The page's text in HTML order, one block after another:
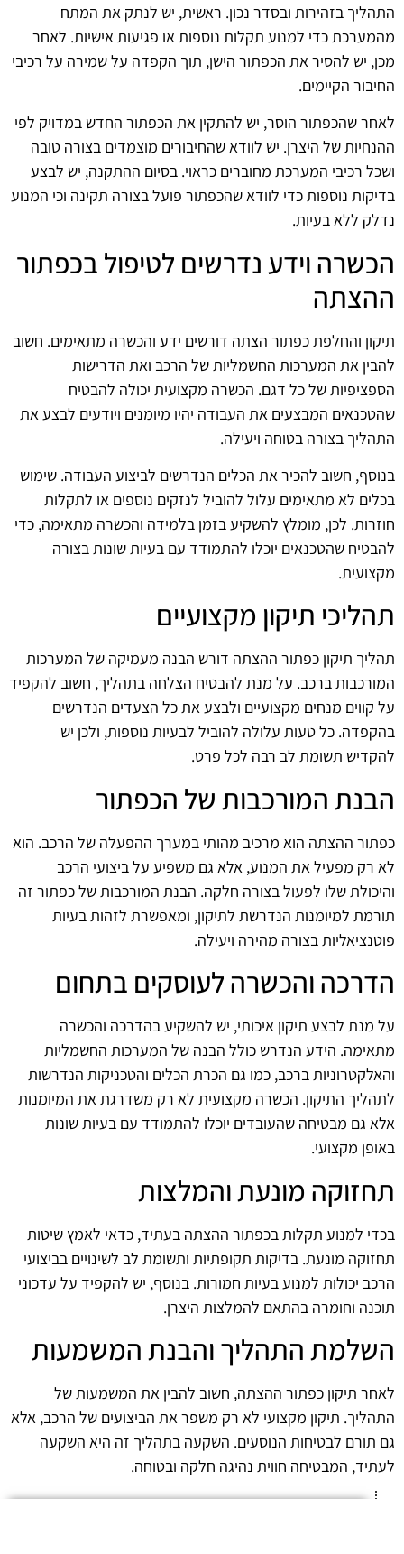
התהליך בזהירות ובסדר נכון. ראשית, יש לנתק את המתח
מהמערכת כדי למנוע תקלות נוספות או פגיעות אישיות. לאחר
מכן, יש להסיר את הכפתור הישן, תוך הקפדה על שמירה על רכיבי
החיבור הקיימים.
לאחר שהכפתור הוסר, יש להתקין את הכפתור החדש במדויק לפי
ההנחיות של היצרן. יש לוודא שהחיבורים מוצמדים בצורה טובה
ושכל רכיבי המערכת מחוברים כראוי. בסיום ההתקנה, יש לבצע
בדיקות נוספות כדי לוודא שהכפתור פועל בצורה תקינה וכי המנוע
נדלק ללא בעיות.
הכשרה וידע נדרשים לטיפול בכפתור
ההצתה
תיקון והחלפת כפתור הצתה דורשים ידע והכשרה מתאימים. חשוב
להבין את המערכות החשמליות של הרכב ואת הדרישות
הספציפיות של כל דגם. הכשרה מקצועית יכולה להבטיח
שהטכנאים המבצעים את העבודה יהיו מיומנים ויודעים לבצע את
התהליך בצורה בטוחה ויעילה.
בנוסף, חשוב להכיר את הכלים הנדרשים לביצוע העבודה. שימוש
בכלים לא מתאימים עלול להוביל לנזקים נוספים או לתקלות
חוזרות. לכן, מומלץ להשקיע בזמן בלמידה והכשרה מתאימה, כדי
להבטיח שהטכנאים יוכלו להתמודד עם בעיות שונות בצורה
מקצועית.
תהליכי תיקון מקצועיים
תהליך תיקון כפתור ההצתה דורש הבנה מעמיקה של המערכות
המורכבות ברכב. על מנת להבטיח הצלחה בתהליך, חשוב להקפיד
על קווים מנחים מקצועיים ולבצע את כל הצעדים הנדרשים
בהקפדה. כל טעות עלולה להוביל לבעיות נוספות, ולכן יש
להקדיש תשומת לב רבה לכל פרט.
הבנת המורכבות של הכפתור
כפתור ההצתה הוא מרכיב מהותי במערך ההפעלה של הרכב. הוא
לא רק מפעיל את המנוע, אלא גם משפיע על ביצועי הרכב
והיכולת שלו לפעול בצורה חלקה. הבנת המורכבות של כפתור זה
תורמת למיומנות הנדרשת לתיקון, ומאפשרת לזהות בעיות
פוטנציאליות בצורה מהירה ויעילה.
הדרכה והכשרה לעוסקים בתחום
על מנת לבצע תיקון איכותי, יש להשקיע בהדרכה והכשרה
מתאימה. הידע הנדרש כולל הבנה של המערכות החשמליות
והאלקטרוניות ברכב, כמו גם הכרת הכלים והטכניקות הנדרשות
לתהליך התיקון. הכשרה מקצועית לא רק משדרגת את המיומנות
אלא גם מבטיחה שהעובדים יוכלו להתמודד עם בעיות שונות
באופן מקצועי.
תחזוקה מונעת והמלצות
בכדי למנוע תקלות בכפתור ההצתה בעתיד, כדאי לאמץ שיטות
תחזוקה מונעת. בדיקות תקופתיות ותשומת לב לשינויים בביצועי
הרכב יכולות למנוע בעיות חמורות. בנוסף, יש להקפיד על עדכוני
תוכנה וחומרה בהתאם להמלצות היצרן.
השלמת התהליך והבנת המשמעות
לאחר תיקון כפתור ההצתה, חשוב להבין את המשמעות של
התהליך. תיקון מקצועי לא רק משפר את הביצועים של הרכב, אלא
גם תורם לבטיחות הנוסעים. השקעה בתהליך זה היא השקעה
לעתיד, המבטיחה חווית נהיגה חלקה ובטוחה.